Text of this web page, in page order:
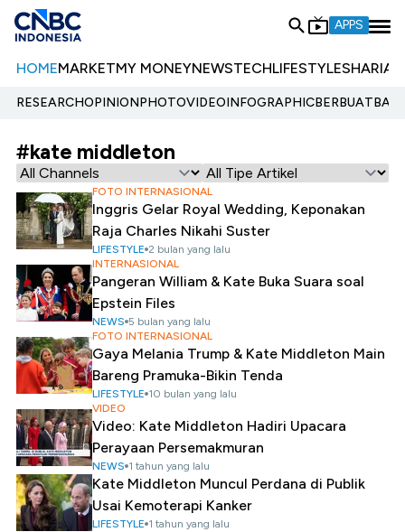
APPS
HOMEMARKETMY MONEYNEWSTECHLIFESTYLESHARIA
RESEARCHOPINIONPHOTOVIDEOINFOGRAPHIC
#kate middleton
FOTO INTERNASIONAL
Inggris Gelar Royal Wedding, Keponakan
Raja Charles Nikahi Suster
LIFESTYLE 2 bulan yang lalu
INTERNASIONAL
Pangeran William & Kate Buka Suara soal
Epstein Files
NEWS 5 bulan yang lalu
FOTO INTERNASIONAL
Gaya Melania Trump & Kate Middleton Main
Bareng Pramuka-Bikin Tenda
LIFESTYLE 10 bulan yang lalu
VIDEO
Video: Kate Middleton Hadiri Upacara
Perayaan Persemakmuran
NEWS 1 tahun yang lalu
Kate Middleton Muncul Perdana di Publik
Usai Kemoterapi Kanker
LIFESTYLE 1 tahun yang lalu